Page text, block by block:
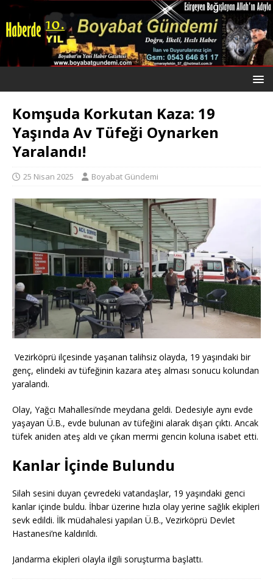
Komşuda Korkutan Kaza: 19
Yaşında Av Tüfeği Oynarken
Yaralandı!
25 Nisan 2025 Boyabat Gündemi
Vezirköprü ilçesinde yaşanan talihsiz olayda, 19 yaşındaki bir
genç, elindeki av tüfeğinin kazara ateş alması sonucu kolundan
yaralandı.
Olay, Yağcı Mahallesi’nde meydana geldi. Dedesiyle aynı evde
yaşayan Ü.B., evde bulunan av tüfeğini alarak dışarı çıktı. Ancak
tüfek aniden ateş aldı ve çıkan mermi gencin koluna isabet etti.
Kanlar İçinde Bulundu
Silah sesini duyan çevredeki vatandaşlar, 19 yaşındaki genci
kanlar içinde buldu. İhbar üzerine hızla olay yerine sağlık ekipleri
sevk edildi. İlk müdahalesi yapılan Ü.B., Vezirköprü Devlet
Hastanesi’ne kaldırıldı.
Jandarma ekipleri olayla ilgili soruşturma başlattı.